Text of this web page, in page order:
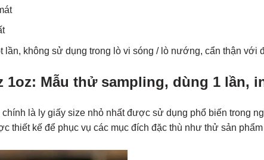
lần, không sử dụng trong lò vi sóng / lò nướng, cẩn thận với
1oz: Mẫu thử sampling, dùng 1 lần,
là ly giấy size nhỏ nhất được sử dụng phổ biến trong
thiết kế để phục vụ các mục đích đặc thù như thử sản